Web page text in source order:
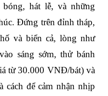
hát lễ, và những
Đứng trên đỉnh tháp,
và biển cả, lòng như
sáng sớm, thử bánh
từ 30.000 VNĐ/bát) và
cách để cảm nhận nhịp